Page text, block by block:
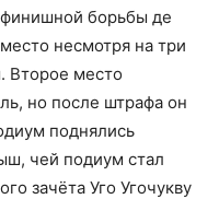
борьбы де
несмотря на три
Второе место
но после штрафа он
поднялись
чей подиум стал
зачёта Уго Угочукву